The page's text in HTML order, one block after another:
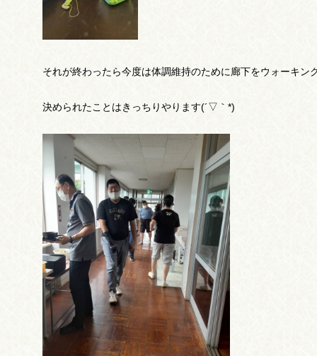
それが終わったら今度は体調維持のために廊下をウォーキン
決められたことはきっちりやります(´▽｀*)